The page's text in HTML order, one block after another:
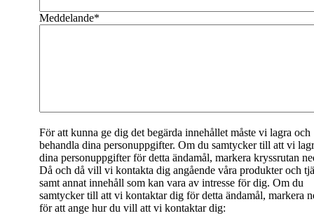
LINKEDIN
YOUTUBE
IN ENGLISH
SUOMEKSI
PÅ NORSK
Kontakta oss
Meddelande*
För att kunna ge dig det begärda innehållet måste vi lagra och
behandla dina personuppgifter. Om du samtycker till att vi
dina personuppgifter för detta ändamål, markera kryssrutan
Då och då vill vi kontakta dig angående våra produkter och
samt annat innehåll som kan vara av intresse för dig. Om du
samtycker till att vi kontaktar dig för detta ändamål, markera
för att ange hur du vill att vi kontaktar dig: